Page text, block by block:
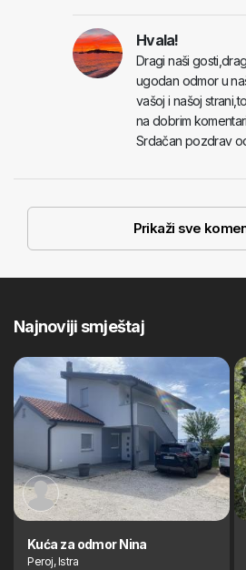
Hvala!
Dragi naši
ugodan odmor u
vašoj i našoj
na dobrim
Srdačan pozdrav
Prikaži sve
Najnoviji smještaj
Kuća za odmor Nina
Peroj, Istra